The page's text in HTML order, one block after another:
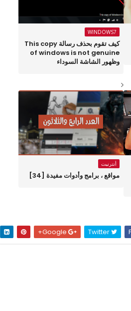
WINDOWS7
كيف تقوم بحذف رسالة This copy
of windows is not genuine
وظهور الشاشة السوداء
أنترنيت
مواقع ، برامج وأدوات مفيدة [34]
Twitter